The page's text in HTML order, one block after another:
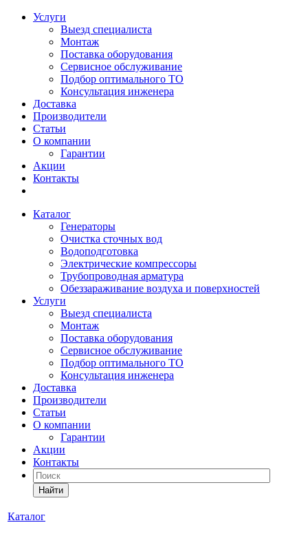
Услуги
Выезд специалиста
Монтаж
Поставка оборудования
Сервисное обслуживание
Подбор оптимального ТО
Консультация инженера
Доставка
Производители
Статьи
О компании
Гарантии
Акции
Контакты
Каталог
Генераторы
Очистка сточных вод
Водоподготовка
Электрические компрессоры
Трубопроводная арматура
Обеззараживание воздуха и поверхностей
Услуги
Выезд специалиста
Монтаж
Поставка оборудования
Сервисное обслуживание
Подбор оптимального ТО
Консультация инженера
Доставка
Производители
Статьи
О компании
Гарантии
Акции
Контакты
Найти
Каталог